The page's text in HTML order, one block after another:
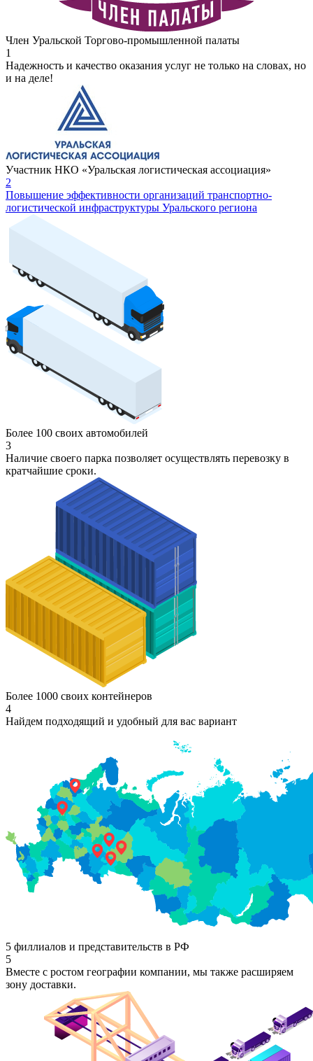
Член Уральской Торгово-промышленной палаты
1
Надежность и качество оказания услуг не только на словах, но
и на деле!
Участник НКО «Уральская логистическая ассоциация»
2
Повышение эффективности организаций транспортно-
логистической инфраструктуры Уральского региона
Более 100 своих автомобилей
3
Наличие своего парка позволяет осуществлять перевозку в
кратчайшие сроки.
Более 1000 своих контейнеров
4
Найдем подходящий и удобный для вас вариант
5 филлиалов и представительств в РФ
5
Вместе с ростом географии компании, мы также расширяем
зону доставки.